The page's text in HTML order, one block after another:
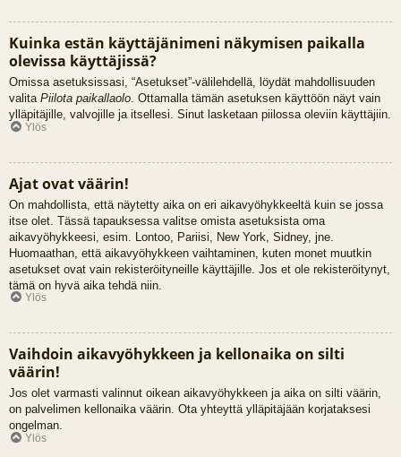
Kuinka estän käyttäjänimeni näkymisen paikalla
olevissa käyttäjissä?
Omissa asetuksissasi, “Asetukset”-välilehdellä, löydät mahdollisuuden
valita Piilota paikallaolo. Ottamalla tämän asetuksen käyttöön näyt vain
ylläpitäjille, valvojille ja itsellesi. Sinut lasketaan piilossa oleviin käyttäjiin.
Ylös
Ajat ovat väärin!
On mahdollista, että näytetty aika on eri aikavyöhykkeeltä kuin se jossa
itse olet. Tässä tapauksessa valitse omista asetuksista oma
aikavyöhykkeesi, esim. Lontoo, Pariisi, New York, Sidney, jne.
Huomaathan, että aikavyöhykkeen vaihtaminen, kuten monet muutkin
asetukset ovat vain rekisteröityneille käyttäjille. Jos et ole rekisteröitynyt,
tämä on hyvä aika tehdä niin.
Ylös
Vaihdoin aikavyöhykkeen ja kellonaika on silti
väärin!
Jos olet varmasti valinnut oikean aikavyöhykkeen ja aika on silti väärin,
on palvelimen kellonaika väärin. Ota yhteyttä ylläpitäjään korjataksesi
ongelman.
Ylös